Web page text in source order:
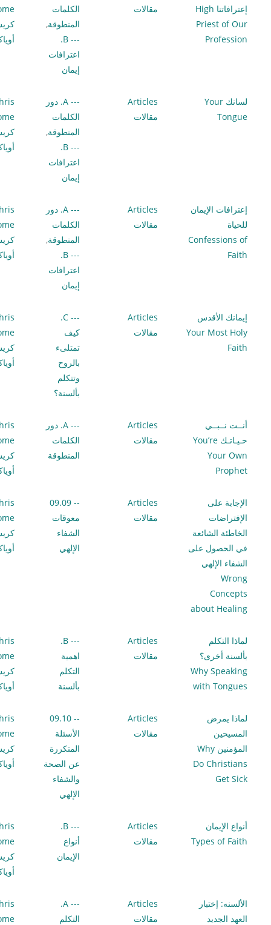
إعترافاتنا High
Priest of Our
Profession
مقالات
الكلمات
المنطوقة,
--- B.
اعترافات
إيمان
لسانك Your
Tongue
Articles
مقالات
--- A. دور
الكلمات
المنطوقة,
--- B.
اعترافات
إيمان
إعترافات الإيمان
للحياة
Confessions of
Faith
Articles
مقالات
--- A. دور
الكلمات
المنطوقة,
--- B.
اعترافات
إيمان
إيمانك الأقدس
Your Most Holy
Faith
Articles
مقالات
--- C.
كيف
تمتلىء
بالروح
وتتكلم
بألسنة؟
أنــت نــبــي
حـيـاتـك You’re
Your Own
Prophet
Articles
مقالات
--- A. دور
الكلمات
المنطوقة
الإجابة على
الإفتراضات
الخاطئة الشائعة
في الحصول على
الشفاء الإلهي
Wrong
Concepts
about Healing
Articles
مقالات
-- 09.09
معوقات
الشفاء
الإلهي
لماذا التكلم
بألسنة أخرى؟
Why Speaking
with Tongues
Articles
مقالات
--- B.
اهمية
التكلم
بألسنة
لماذا يمرض
المسيحين
المؤمنين Why
Do Christians
Get Sick
Articles
مقالات
-- 09.10
الأسئلة
المتكررة
عن الصحة
والشفاء
الإلهي
أنواع الإيمان
Types of Faith
Articles
مقالات
--- B.
أنواع
الإيمان
الألسنه: إختبار
العهد الجديد
Articles
مقالات
--- A.
التكلم